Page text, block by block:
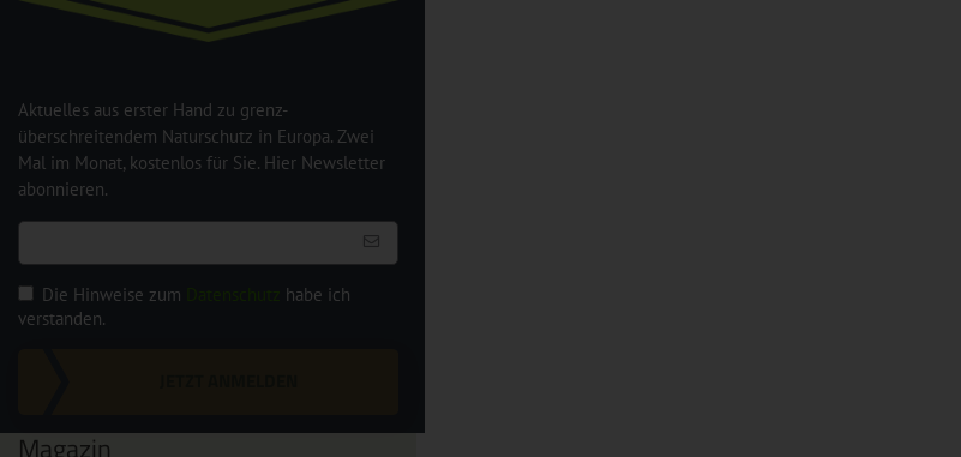
Aktuelles aus erster Hand zu grenz-
überschreitendem Naturschutz in Europa. Zwei
Mal im Monat, kostenlos für Sie. Hier Newsletter
abonnieren.
Die Hinweise zum
habe ich
verstanden.
Magazin